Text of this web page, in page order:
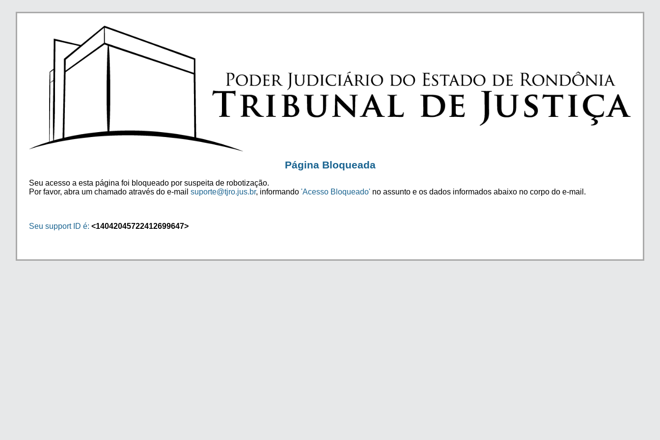
Página Bloqueada
Seu acesso a esta página foi bloqueado por suspeita de robotização.
Por favor, abra um chamado através do e-mail suporte@tjro.jus.br, informando 'Acesso Bloqueado' no assunto e os dados informados abaixo no corpo do e-mail.
Seu support ID é: <14042045722412699647>